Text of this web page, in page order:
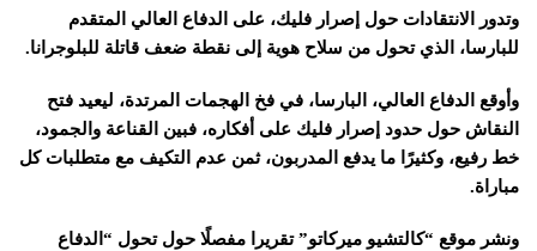
وتدور الانتقادات حول إصرار فليك، على الدفاع العالي المتقدم
للبارسا، الذي تحول من سلاح هوية إلى نقطة ضعف قاتلة للبلوجرانا.
وأوقع الدفاع العالي، البارسا، في فخ الهجمات المرتدة، ليعيد فتح
النقاش حول حدود إصرار فليك على أفكاره، فبين القناعة والجمود،
خط رفيع، وكثيرًا ما يدفع المدربون، ثمن عدم التكيف مع متطلبات كل
مباراة.
ونشر موقع “كالتشيو ميركاتو” تقريرا مفصلًا حول تحول “الدفاع